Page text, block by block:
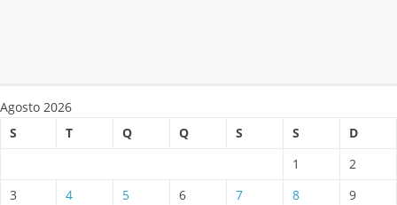
Agosto 2026
S
T Q Q S S
D
1
2
3
4 5 6 7 8
9